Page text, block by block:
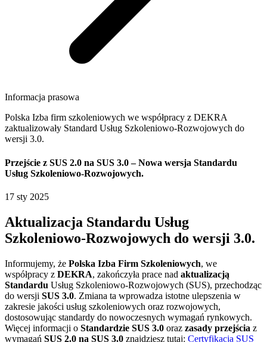
Informacja prasowa
Polska Izba firm szkoleniowych we współpracy z DEKRA
zaktualizowały Standard Usług Szkoleniowo-Rozwojowych do
wersji 3.0.
Przejście z SUS 2.0 na SUS 3.0 – Nowa wersja Standardu
Usług Szkoleniowo-Rozwojowych.
17 sty 2025
Aktualizacja Standardu Usług
Szkoleniowo-Rozwojowych do wersji 3.0.
Informujemy, że Polska Izba Firm Szkoleniowych, we
współpracy z DEKRA, zakończyła prace nad aktualizacją
Standardu Usług Szkoleniowo-Rozwojowych (SUS), przechodząc
do wersji SUS 3.0. Zmiana ta wprowadza istotne ulepszenia w
zakresie jakości usług szkoleniowych oraz rozwojowych,
dostosowując standardy do nowoczesnych wymagań rynkowych.
Więcej informacji o Standardzie SUS 3.0 oraz zasady przejścia z
wymagań SUS 2.0 na SUS 3.0 znajdziesz tutaj: Certyfikacja SUS